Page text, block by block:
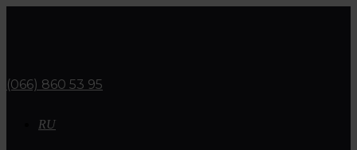
(066) 860 53 95
RU